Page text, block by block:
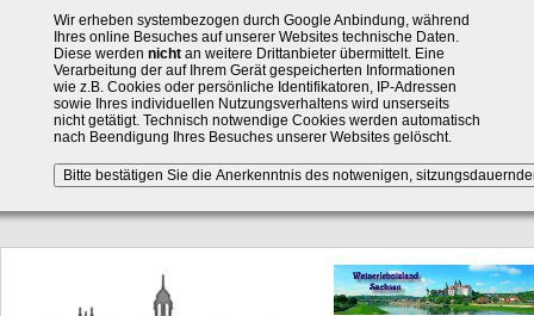
Wir erheben systembezogen durch Google Anbindung, während
Ihres online Besuches auf unserer Websites technische Daten.
Diese werden nichtan weitere Drittanbieter übermittelt. Eine
Verarbeitung der auf Ihrem Gerät gespeicherten Informationen
wie z.B. Cookies oder persönliche Identifikatoren, IP-Adressen
sowie Ihres individuellen Nutzungsverhaltens wird unserseits
nicht getätigt. Technisch notwendige Cookies werden automatisch
nach Beendigung Ihres Besuches unserer Websites gelöscht.